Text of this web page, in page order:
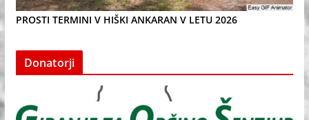
PROSTI TERMINI V HIŠKI ANKARAN V LETU 2026
Donatorji